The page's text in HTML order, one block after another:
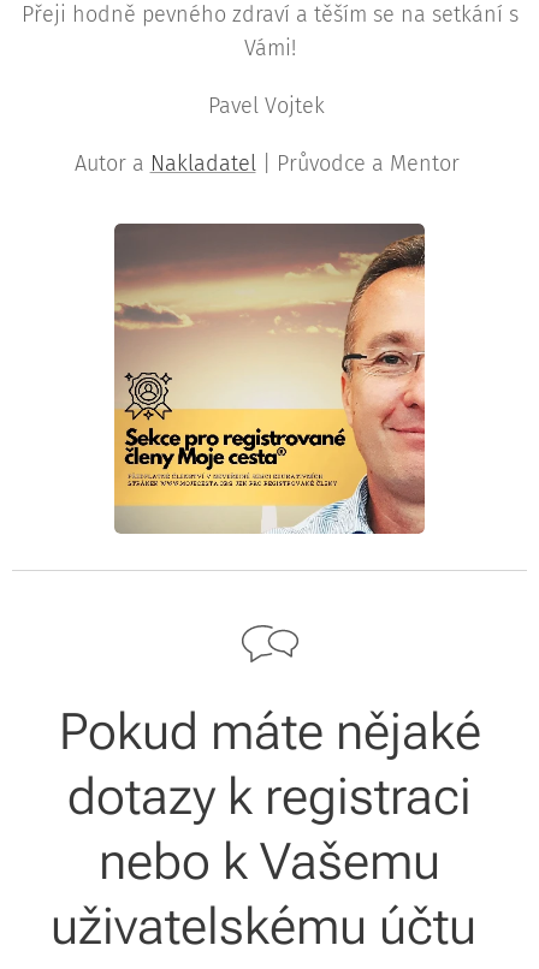
Přeji hodně pevného zdraví a těším se na setkání s
Vámi!
Pavel Vojtek
Autor a Nakladatel| Průvodce a Mentor
Pokud máte nějaké
dotazy k registraci
nebo k Vašemu
uživatelskému účtu